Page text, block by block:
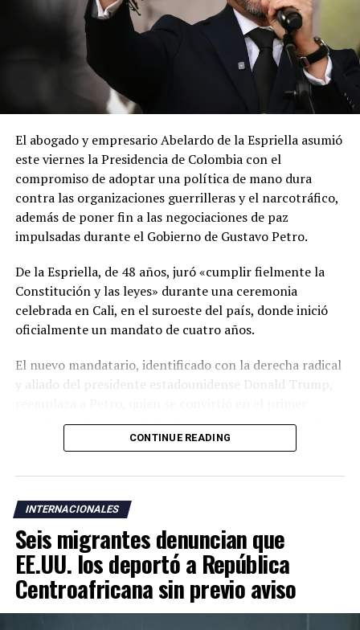
El abogado y empresario Abelardo de la Espriella asumió
este viernes la Presidencia de Colombia con el
compromiso de adoptar una política de mano dura
contra las organizaciones guerrilleras y el narcotráfico,
además de poner fin a las negociaciones de paz
impulsadas durante el Gobierno de Gustavo Petro.
De la Espriella, de 48 años, juró «cumplir fielmente la
Constitución y las leyes» durante una ceremonia
celebrada en Cali, en el suroeste del país, donde inició
oficialmente un mandato de cuatro años.
El nuevo mandatario, identificado con la derecha radical
y aliado del presidente estadounidense Donald Trump,
presidente de izquierda de Colombia y ha cuestionado la
legitimidad de la elección de su sucesor al denunciar un
las autoridades.
La ceremonia de investidura se realizó en Cali, una
ciudad cercana a zonas donde operan grupos armados
responsables de una escalada de violencia que ha
golpeado al país durante los últimos años. De la
Espriella también rompió con la tradición de celebrar la
toma de posesión en Bogotá y optó por una ceremonia
CONTINUE READING
INTERNACIONALES
Seis migrantes denuncian que
EE.UU. los deportó a República
Centroafricana sin previo aviso